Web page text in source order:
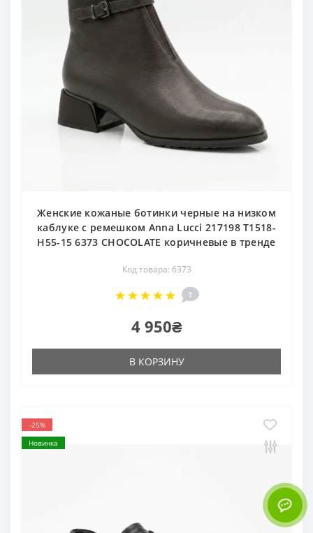
Женские кожаные ботинки черные на низком
каблуке с ремешком Anna Lucci 217198 T1518-
H55-15 6373 CHOCOLATE коричневые в тренде
Код товара: 6373
1
4 950₴
В КОРЗИНУ
-25%
Новинка